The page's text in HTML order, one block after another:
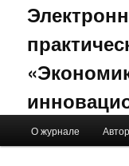
Skip to primary
Skip to secondary
О журнале